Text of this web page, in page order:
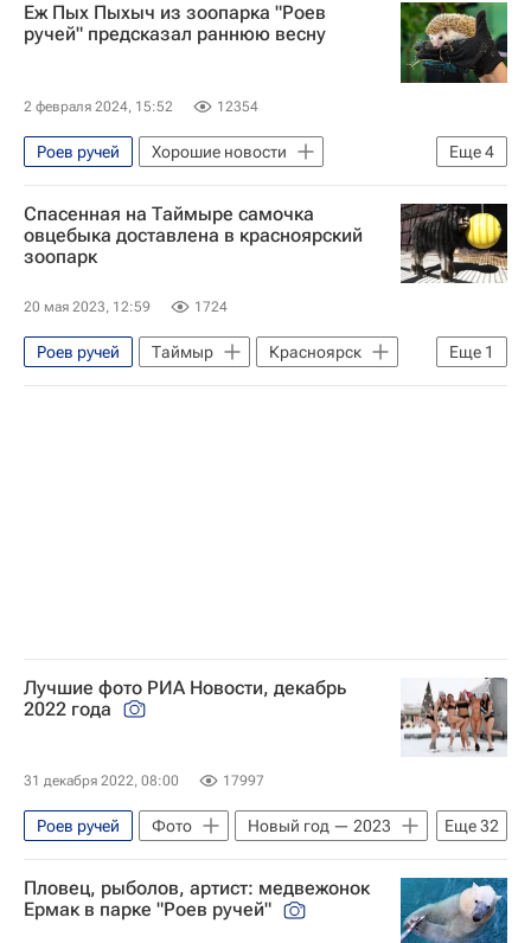
Еж Пых Пыхыч из зоопарка "Роев
ручей" предсказал раннюю весну
2 февраля 2024, 15:52 12354
Еще4
Роев ручей
Хорошие новости
Красноярский край
Красноярск
Погода
Общество
Спасенная на Таймыре самочка
овцебыка доставлена в красноярский
зоопарк
20 мая 2023, 12:59 1724
Еще 1
Роев ручей Таймыр
Красноярск
Общество
Лучшие фото РИА Новости, декабрь
2022 года
31 декабря 2022, 08:00 17997
Еще32
Роев ручей Фото
Новый год — 2023
Снегурочка
Дед Мороз
Москвариум
дельфины
Казань
Пловец, рыболов, артист: медвежонок
Ермак в парке "Роев ручей"